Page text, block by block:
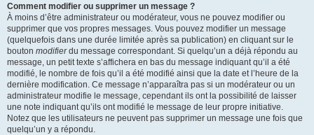
Comment modifier ou supprimer un message ?
À moins d’être administrateur ou modérateur, vous ne pouvez modifier ou
supprimer que vos propres messages. Vous pouvez modifier un message
(quelquefois dans une durée limitée après sa publication) en cliquant sur le
bouton modifierdu message correspondant. Si quelqu’un a déjà répondu au
message, un petit texte s’affichera en bas du message indiquant qu’il a été
modifié, le nombre de fois qu’il a été modifié ainsi que la date et l’heure de la
dernière modification. Ce message n’apparaîtra pas si un modérateur ou un
administrateur modifie le message, cependant ils ont la possibilité de laisser
une note indiquant qu’ils ont modifié le message de leur propre initiative.
Notez que les utilisateurs ne peuvent pas supprimer un message une fois que
quelqu’un y a répondu.